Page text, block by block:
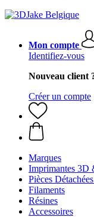
Mon compte
Identifiez-vous
Nouveau client
Créer un compte
Marques
Imprimantes 3D
Pièces
Filaments
Résines
Accessoires